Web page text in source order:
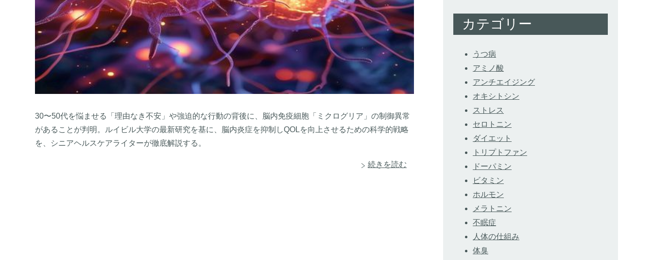
30〜50代を悩ませる「理由なき不安」や強迫的な行動の背後に、脳内免疫細胞「ミクログリア」の制御異常
があることが判明。ルイビル大学の最新研究を基に、脳内炎症を抑制しQOLを向上させるための科学的戦略
を、シニアヘルスケアライターが徹底解説する。
続きを読む
カテゴリー
うつ病
アミノ酸
アンチエイジング
オキシトシン
ストレス
セロトニン
ダイエット
トリプトファン
ドーパミン
ビタミン
ホルモン
メラトニン
不眠症
人体の仕組み
体臭